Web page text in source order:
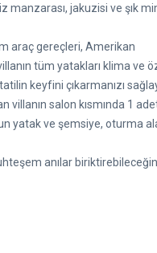
manzarası, jakuzisi ve şık
araç gereçleri, Amerikan
tüm yatakları klima ve
keyfini çıkarmanızı
salon kısmında 1
yatak ve şemsiye, oturma
anılar